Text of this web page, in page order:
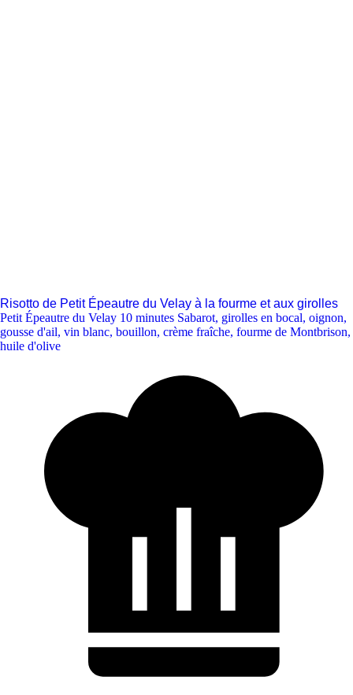
Risotto de Petit Épeautre du Velay à la fourme et aux girolles
Petit Épeautre du Velay 10 minutes Sabarot, girolles en bocal, oignon,
gousse d'ail, vin blanc, bouillon, crème fraîche, fourme de Montbrison,
huile d'olive